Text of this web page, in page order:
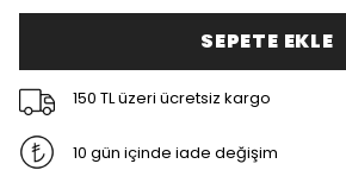
SEPETE EKLE
150 TL üzeri ücretsiz kargo
10 gün içinde iade değişim